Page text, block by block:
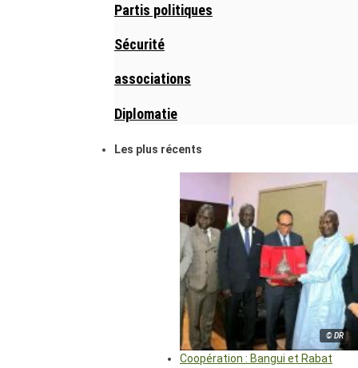
Partis politiques
Sécurité
associations
Diplomatie
Les plus récents
© DR
Coopération : Bangui et Rabat